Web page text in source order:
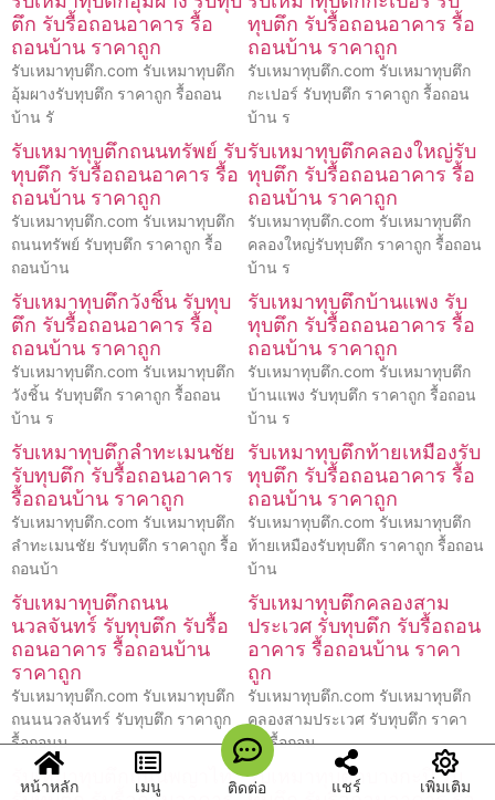
ตึก รับรื้อถอนอาคาร รื้อ
ถอนบ้าน ราคาถูก
รับเหมาทุบตึก.com รับเหมาทุบตึก
อุ้มผางรับทุบตึก ราคาถูก รื้อถอน
บ้าน รั
ทุบตึก รับรื้อถอนอาคาร รื้อ
ถอนบ้าน ราคาถูก
รับเหมาทุบตึก.com รับเหมาทุบตึก
กะเปอร์ รับทุบตึก ราคาถูก รื้อถอน
บ้าน ร
รับเหมาทุบตึกถนนทรัพย์ รับ
ทุบตึก รับรื้อถอนอาคาร รื้อ
ถอนบ้าน ราคาถูก
รับเหมาทุบตึก.com รับเหมาทุบตึก
ถนนทรัพย์ รับทุบตึก ราคาถูก รื้อ
ถอนบ้าน
รับเหมาทุบตึกคลองใหญ่รับ
ทุบตึก รับรื้อถอนอาคาร รื้อ
ถอนบ้าน ราคาถูก
รับเหมาทุบตึก.com รับเหมาทุบตึก
คลองใหญ่รับทุบตึก ราคาถูก รื้อถอน
บ้าน ร
รับเหมาทุบตึกวังชิ้น รับทุบ
ตึก รับรื้อถอนอาคาร รื้อ
ถอนบ้าน ราคาถูก
รับเหมาทุบตึก.com รับเหมาทุบตึก
วังชิ้น รับทุบตึก ราคาถูก รื้อถอน
บ้าน ร
รับเหมาทุบตึกบ้านแพง รับ
ทุบตึก รับรื้อถอนอาคาร รื้อ
ถอนบ้าน ราคาถูก
รับเหมาทุบตึก.com รับเหมาทุบตึก
บ้านแพง รับทุบตึก ราคาถูก รื้อถอน
บ้าน ร
รับเหมาทุบตึกลำทะเมนชัย
รับทุบตึก รับรื้อถอนอาคาร
รื้อถอนบ้าน ราคาถูก
รับเหมาทุบตึก.com รับเหมาทุบตึก
ลำทะเมนชัย รับทุบตึก ราคาถูก รื้อ
ถอนบ้า
รับเหมาทุบตึกท้ายเหมืองรับ
ทุบตึก รับรื้อถอนอาคาร รื้อ
ถอนบ้าน ราคาถูก
รับเหมาทุบตึก.com รับเหมาทุบตึก
ท้ายเหมืองรับทุบตึก ราคาถูก รื้อถอน
บ้าน
รับเหมาทุบตึกถนน
นวลจันทร์ รับทุบตึก รับรื้อ
ถอนอาคาร รื้อถอนบ้าน
ราคาถูก
รับเหมาทุบตึก.com รับเหมาทุบตึก
ถนนนวลจันทร์ รับทุบตึก ราคาถูก
รื้อถอนบ
รับเหมาทุบตึกคลองสาม
ประเวศ รับทุบตึก รับรื้อถอน
อาคาร รื้อถอนบ้าน ราคา
ถูก
รับเหมาทุบตึก.com รับเหมาทุบตึก
คลองสามประเวศ รับทุบตึก ราคา
ถูก รื้อถอน
รับเหมาทุบตึกถนนพญาไท
รับเหมาทุบตึกบางกะปิ รับ
หน้าหลัก เมนู ติดต่อ แชร์ เพิ่มเติม